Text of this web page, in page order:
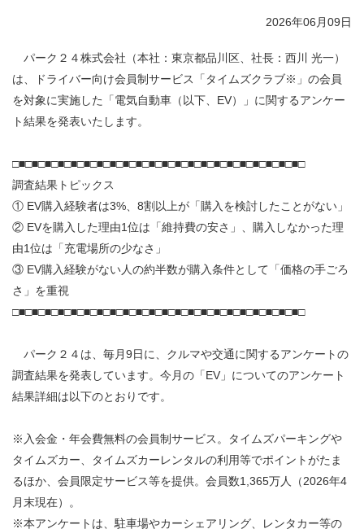
2026年06月09日
パーク２４株式会社（本社：東京都品川区、社長：西川 光一）
は、ドライバー向け会員制サービス「タイムズクラブ※」の会員
を対象に実施した「電気自動車（以下、EV）」に関するアンケー
ト結果を発表いたします。
□■□■□■□■□■□■□■□■□■□■□■□■□■□■□■□■□■□■□■□■□■□■□
調査結果トピックス
① EV購入経験者は3%、8割以上が「購入を検討したことがない」
② EVを購入した理由1位は「維持費の安さ」、購入しなかった理
由1位は「充電場所の少なさ」
③ EV購入経験がない人の約半数が購入条件として「価格の手ごろ
さ」を重視
□■□■□■□■□■□■□■□■□■□■□■□■□■□■□■□■□■□■□■□■□■□■□
パーク２４は、毎月9日に、クルマや交通に関するアンケートの
調査結果を発表しています。今月の「EV」についてのアンケート
結果詳細は以下のとおりです。
※入会金・年会費無料の会員制サービス。タイムズパーキングや
タイムズカー、タイムズカーレンタルの利用等でポイントがたま
るほか、会員限定サービス等を提供。会員数1,365万人（2026年4
月末現在）。
※本アンケートは、駐車場やカーシェアリング、レンタカー等の